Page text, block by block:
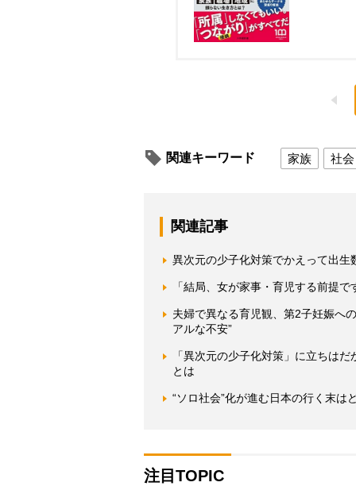
関連キーワード 家族 社会
関連記事
異次元の少子化対策でかえって出
「結局、女が家事・育児する前提
夫婦で異なる育児観、第2子妊娠へ
アルな不安”
「異次元の少子化対策」に立ちは
とは
“ソロ社会”化が進む日本の行く末は
注目TOPIC